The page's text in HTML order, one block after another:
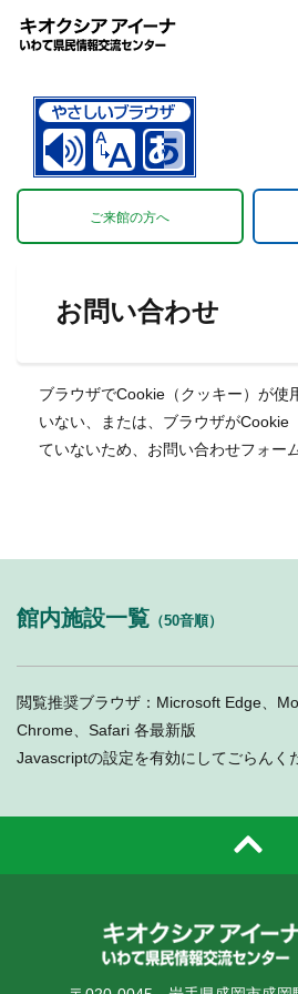
ご来館の方へ
お問い合わせ
ブラウザでCookie（クッキー）が使
いない、または、ブラウザがCookie
ていないため、お問い合わせフォー
館内施設一覧 （50音順）
閲覧推奨ブラウザ：Microsoft Edge、
Chrome、Safari 各最新版
Javascriptの設定を有効にしてごらんく